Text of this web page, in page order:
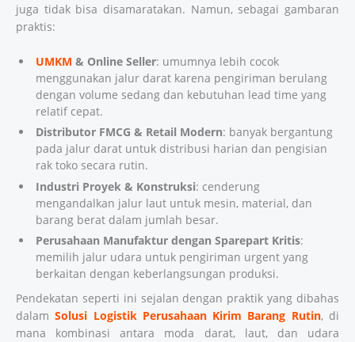
juga tidak bisa disamaratakan. Namun, sebagai gambaran
praktis:
UMKM & Online Seller: umumnya lebih cocok
menggunakan jalur darat karena pengiriman berulang
dengan volume sedang dan kebutuhan lead time yang
relatif cepat.
Distributor FMCG & Retail Modern: banyak bergantung
pada jalur darat untuk distribusi harian dan pengisian
rak toko secara rutin.
Industri Proyek & Konstruksi: cenderung
mengandalkan jalur laut untuk mesin, material, dan
barang berat dalam jumlah besar.
Perusahaan Manufaktur dengan Sparepart Kritis:
memilih jalur udara untuk pengiriman urgent yang
berkaitan dengan keberlangsungan produksi.
Pendekatan seperti ini sejalan dengan praktik yang dibahas
dalam Solusi Logistik Perusahaan Kirim Barang Rutin, di
mana kombinasi antara moda darat, laut, dan udara